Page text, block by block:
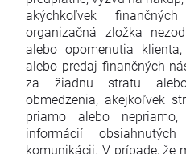
akýchkoľvek
organizačná zložka
alebo opomenutia
alebo predaj finančných
za žiadnu stratu
obmedzenia, akejkoľvek
priamo alebo
informácií
komunikácii. V prípade, že